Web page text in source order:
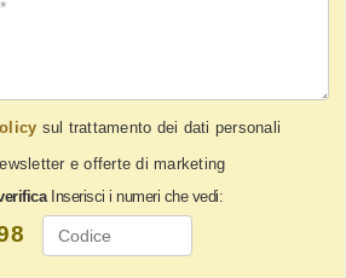
sul trattamento dei dati personali
e offerte di marketing
Inserisci i numeri che vedi: